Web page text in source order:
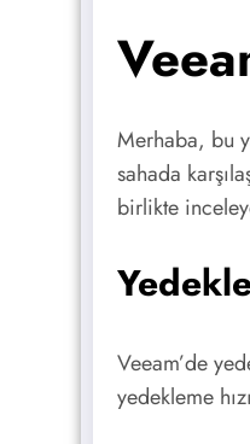
Merhaba, bu
sahada
birlikte
Veeam’de
yedekleme